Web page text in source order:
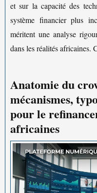
et sur la capacité des
système financier plus
méritent une analyse
dans les réalités africaines.
Anatomie du
mécanismes,
pour le
africaines